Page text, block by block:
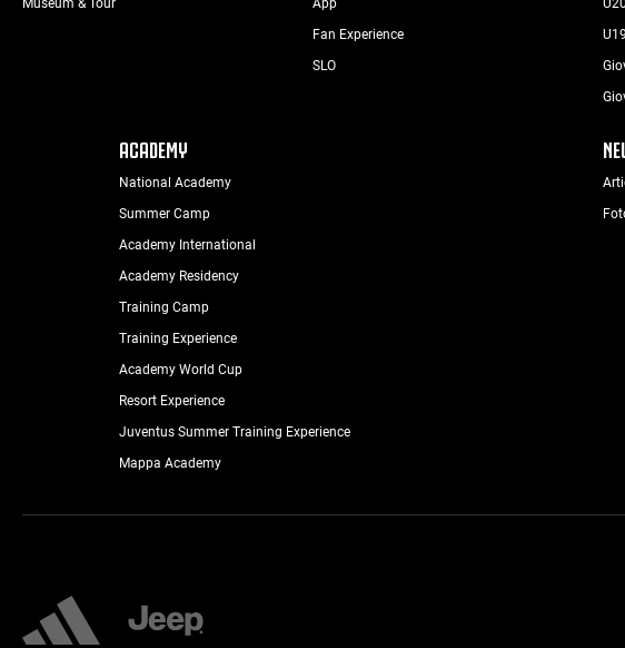
Fan Experience
SLO
ACADEMY
National Academy
Summer Camp
Academy International
Academy Residency
Training Camp
Training Experience
Academy World Cup
Resort Experience
Juventus Summer Training Experience
Mappa Academy